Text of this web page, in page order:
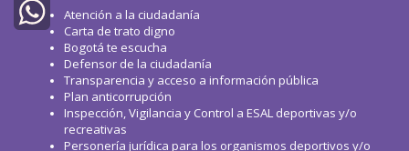
Twitter
WhatsApp
Atención a la ciudadanía
Carta de trato digno
Bogotá te escucha
Defensor de la ciudadanía
Transparencia y acceso a información pública
Plan anticorrupción
Inspección, Vigilancia y Control a ESAL deportivas y/o
recreativas
Personería jurídica para los organismos deportivos y/o